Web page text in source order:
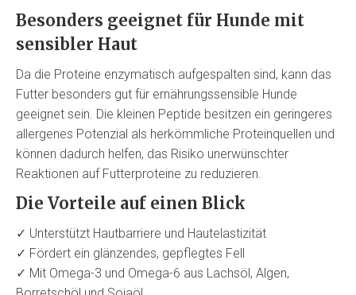
Besonders geeignet für Hunde mit
sensibler Haut
Da die Proteine enzymatisch aufgespalten sind, kann das
Futter besonders gut für ernährungssensible Hunde
geeignet sein. Die kleinen Peptide besitzen ein geringeres
allergenes Potenzial als herkömmliche Proteinquellen und
können dadurch helfen, das Risiko unerwünschter
Reaktionen auf Futterproteine zu reduzieren.
Die Vorteile auf einen Blick
✓ Unterstützt Hautbarriere und Hautelastizität
✓ Fördert ein glänzendes, gepflegtes Fell
✓ Mit Omega-3 und Omega-6 aus Lachsöl, Algen,